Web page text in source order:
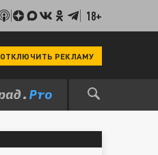
18+
ОТКЛЮЧИТЬ РЕКЛАМУ